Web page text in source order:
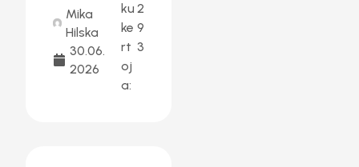
Mika
Hilska
30.06.
2026
ku
ke
rt
oj
a:
2
9
3